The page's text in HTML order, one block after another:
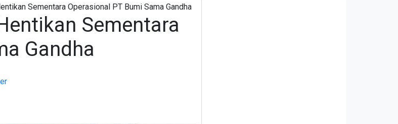
Sementara Operasional PT Bumi Sama Gandha
Sementara
Gandha